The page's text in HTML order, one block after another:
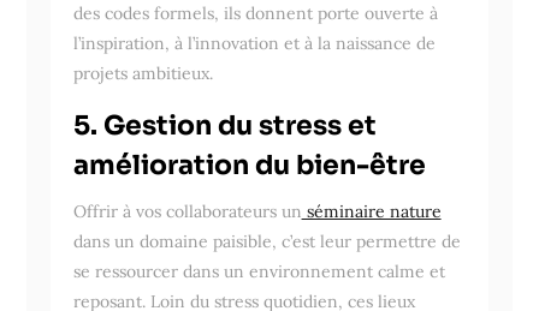
des codes formels, ils donnent porte ouverte à
l’inspiration, à l’innovation et à la naissance de
projets ambitieux.
5. Gestion du stress et
amélioration du bien-être
Offrir à vos collaborateurs un séminaire nature
dans un domaine paisible, c’est leur permettre de
se ressourcer dans un environnement calme et
reposant. Loin du stress quotidien, ces lieux